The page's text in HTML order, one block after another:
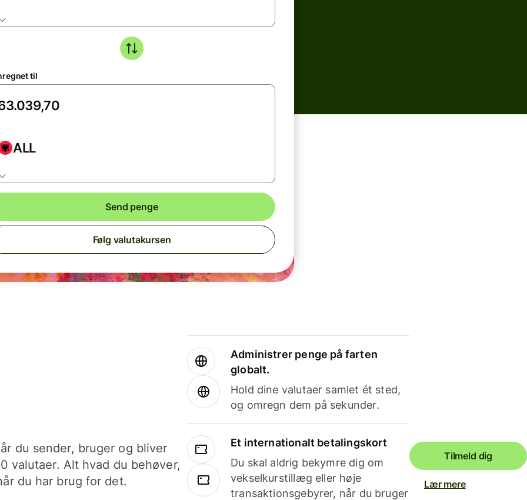
til
ALL
Send penge
Følg valutakursen
du sender, bruger og bliver
valutaer. Alt hvad du behøver,
du har brug for det.
Administrer penge på farten
globalt.
Hold dine valutaer samlet ét sted,
og omregn dem på sekunder.
Et internationalt betalingskort
Du skal aldrig bekymre dig om
vekselkurstillæg eller høje
transaktionsgebyrer, når du bruger
Tilmeld dig
Lær mere